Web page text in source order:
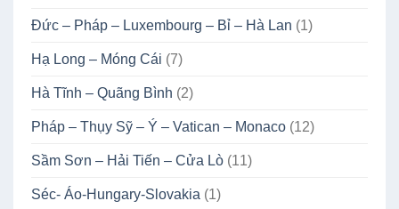
Đức – Pháp – Luxembourg – Bỉ – Hà Lan (1)
Hạ Long – Móng Cái (7)
Hà Tĩnh – Quãng Bình (2)
Pháp – Thụy Sỹ – Ý – Vatican – Monaco (12)
Sầm Sơn – Hải Tiến – Cửa Lò (11)
Séc- Áo-Hungary-Slovakia (1)